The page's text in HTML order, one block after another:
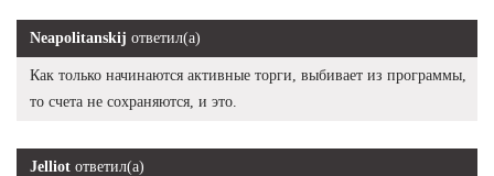
Neapolitanskij ответил(а)
Как только начинаются активные торги, выбивает из программы,
то счета не сохраняются, и это.
Jelliot ответил(а)